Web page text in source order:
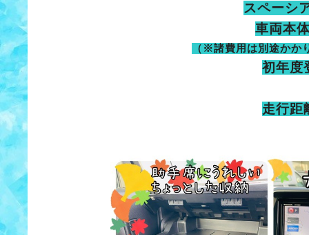
スペーシ
車両本
（※諸費用は別途かか
初年度
走行距